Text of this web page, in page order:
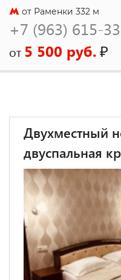
от Раменки 332 м
+7 (963) 615-
от 5 500 руб.₽
Двухместный
двуспальная